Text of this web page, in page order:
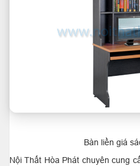
Bàn liền giá
Nội Thất Hòa Phát chuyên cung